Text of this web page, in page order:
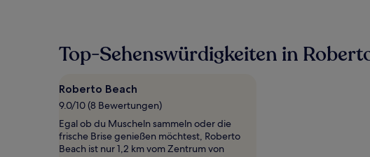
den
letzten
für
einen
Aufenthalt
mit
1 Übernachtung
Top-Sehenswürdigkeiten in
Roberto Beach
9.0/10 (8 Bewertungen)
Egal ob du Muscheln sammeln oder die
frische Brise genießen möchtest, Roberto
Beach ist nur 1,2 km vom Zentrum von